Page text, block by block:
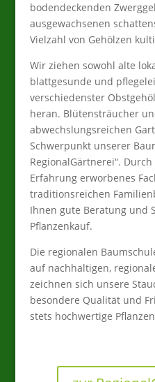
bodendeckenden
ausgewachsenen
Vielzahl von Gehölzen
Wir ziehen sowohl alte
blattgesunde und
verschiedenster
heran. Blütensträucher
abwechslungsreichen
Schwerpunkt unserer
RegionalGärtnerei“.
Erfahrung erworbenes
traditionsreichen
Ihnen gute Beratung und
Pflanzenkauf.
Die regionalen
auf nachhaltigen,
zeichnen sich unsere
besondere Qualität und
stets hochwertige